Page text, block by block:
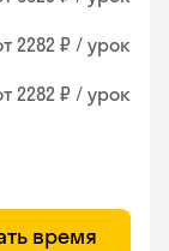
2282 ₽ / урок
2282 ₽ / урок
время